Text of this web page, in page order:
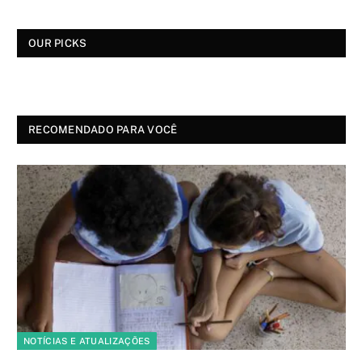
OUR PICKS
RECOMENDADO PARA VOCÊ
NOTÍCIAS E ATUALIZAÇÕES